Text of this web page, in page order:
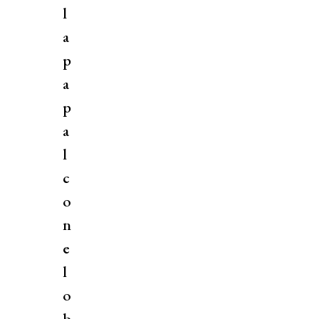
l
a
p
a
p
a
l
c
o
n
e
l
o